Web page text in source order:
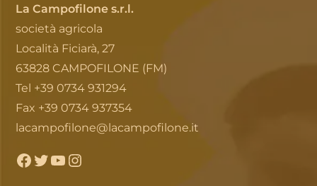
La Campofilone s.r.l.
società agricola
Località Ficiarà, 27
63828 CAMPOFILONE (FM)
Tel +39 0734 931294
Fax +39 0734 937354
lacampofilone@lacampofilone.it
Facebook
TwitterYouTubeInstagram